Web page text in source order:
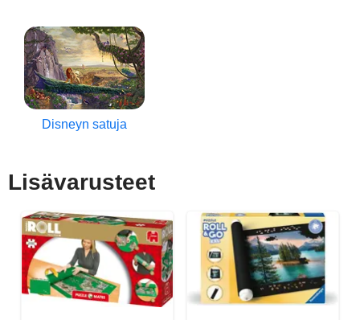
Disneyn satuja
Lisävarusteet